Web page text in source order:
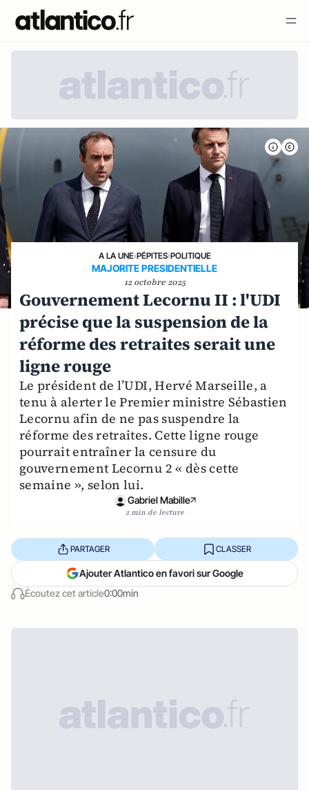
A LA UNE›PÉPITES›POLITIQUE
MAJORITE PRESIDENTIELLE
12 octobre 2025
Gouvernement Lecornu II : l'UDI
précise que la suspension de la
réforme des retraites serait une
ligne rouge
Le président de l’UDI, Hervé Marseille, a
tenu à alerter le Premier ministre Sébastien
Lecornu afin de ne pas suspendre la
réforme des retraites. Cette ligne rouge
pourrait entraîner la censure du
gouvernement Lecornu 2 « dès cette
semaine », selon lui.
Gabriel Mabille
2 min de lecture
Écoutez cet article0:00min
PARTAGER CLASSER
Ajouter Atlantico en favori sur Google